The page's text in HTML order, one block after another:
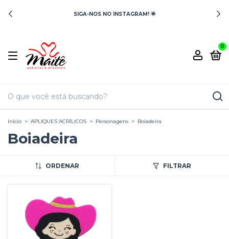
SIGA-NOS NO INSTAGRAM! 🌟
0
Início > APLIQUES ACRÍLICOS > Personagens > Boiadeira
Boiadeira
ORDENAR FILTRAR